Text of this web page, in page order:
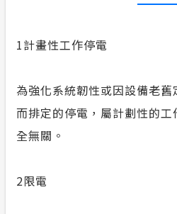
1計畫性工作停電
為強化系統韌性或因設備老
而排定的停電，屬計劃性的
全無關。
2限電